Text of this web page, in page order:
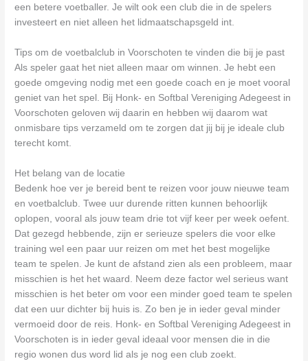
een betere voetballer. Je wilt ook een club die in de spelers
investeert en niet alleen het lidmaatschapsgeld int.
Tips om de voetbalclub in Voorschoten te vinden die bij je past
Als speler gaat het niet alleen maar om winnen. Je hebt een
goede omgeving nodig met een goede coach en je moet vooral
geniet van het spel. Bij Honk- en Softbal Vereniging Adegeest in
Voorschoten geloven wij daarin en hebben wij daarom wat
onmisbare tips verzameld om te zorgen dat jij bij je ideale club
terecht komt.
Het belang van de locatie
Bedenk hoe ver je bereid bent te reizen voor jouw nieuwe team
en voetbalclub. Twee uur durende ritten kunnen behoorlijk
oplopen, vooral als jouw team drie tot vijf keer per week oefent.
Dat gezegd hebbende, zijn er serieuze spelers die voor elke
training wel een paar uur reizen om met het best mogelijke
team te spelen. Je kunt de afstand zien als een probleem, maar
misschien is het het waard. Neem deze factor wel serieus want
misschien is het beter om voor een minder goed team te spelen
dat een uur dichter bij huis is. Zo ben je in ieder geval minder
vermoeid door de reis. Honk- en Softbal Vereniging Adegeest in
Voorschoten is in ieder geval ideaal voor mensen die in die
regio wonen dus word lid als je nog een club zoekt.